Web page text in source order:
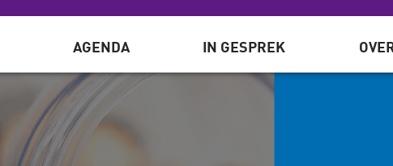
AGENDA IN GESPREK